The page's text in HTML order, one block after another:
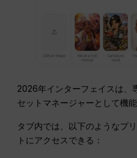
2026年インターフェイスは、
セットマネージャーとして機
タブ内では、以下のようなプ
トにアクセスできる：